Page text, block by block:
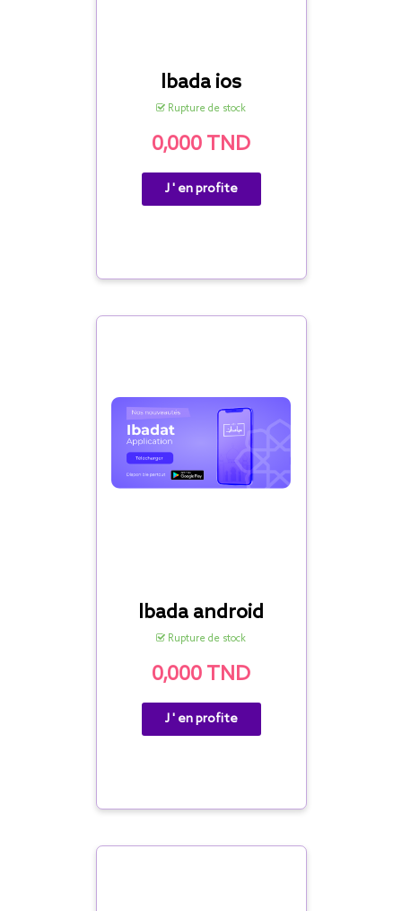
Ibada ios
Rupture de stock
0,000 TND
J ' en profite
Ibada android
Rupture de stock
0,000 TND
J ' en profite